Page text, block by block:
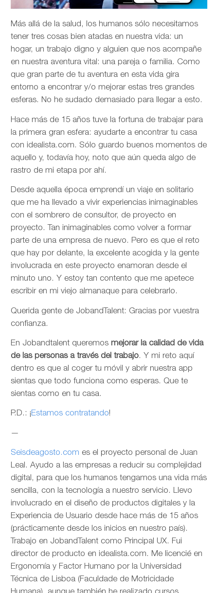
Más allá de la salud, los humanos sólo necesitamos
tener tres cosas bien atadas en nuestra vida: un
hogar, un trabajo digno y alguien que nos acompañe
en nuestra aventura vital: una pareja o familia. Como
que gran parte de tu aventura en esta vida gira
entorno a encontrar y/o mejorar estas tres grandes
esferas. No he sudado demasiado para llegar a esto.
Hace más de 15 años tuve la fortuna de trabajar para
la primera gran esfera: ayudarte a encontrar tu casa
con idealista.com. Sólo guardo buenos momentos de
aquello y, todavía hoy, noto que aún queda algo de
rastro de mi etapa por ahí.
Desde aquella época emprendí un viaje en solitario
que me ha llevado a vivir experiencias inimaginables
con el sombrero de consultor, de proyecto en
proyecto. Tan inimaginables como volver a formar
parte de una empresa de nuevo. Pero es que el reto
que hay por delante, la excelente acogida y la gente
involucrada en este proyecto enamoran desde el
minuto uno. Y estoy tan contento que me apetece
escribir en mi viejo almanaque para celebrarlo.
Querida gente de JobandTalent: Gracias por vuestra
confianza.
En Jobandtalent queremos mejorar la calidad de vida
de las personas a través del trabajo. Y mi reto aquí
dentro es que al coger tu móvil y abrir nuestra app
sientas que todo funciona como esperas. Que te
sientas como en tu casa.
P.D.: ¡Estamos contratando!
—
Seisdeagosto.com es el proyecto personal de Juan
Leal. Ayudo a las empresas a reducir su complejidad
digital, para que los humanos tengamos una vida más
sencilla, con la tecnología a nuestro servicio. Llevo
involucrado en el diseño de productos digitales y la
Experiencia de Usuario desde hace más de 15 años
(prácticamente desde los inicios en nuestro país).
Trabajo en JobandTalent como Principal UX. Fui
director de producto en idealista.com. Me licencié en
Ergonomía y Factor Humano por la Universidad
Técnica de Lisboa (Faculdade de Motricidade